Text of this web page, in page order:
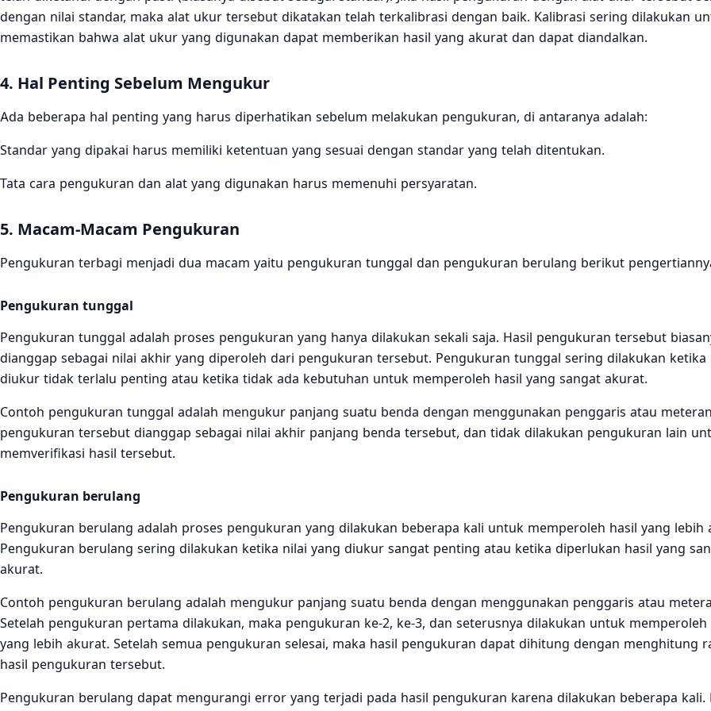
dengan nilai standar, maka alat ukur tersebut dikatakan telah terkalibrasi dengan baik. Kalibrasi sering dilakukan
memastikan bahwa alat ukur yang digunakan dapat memberikan hasil yang akurat dan dapat diandalkan.
4. Hal Penting Sebelum Mengukur
Ada beberapa hal penting yang harus diperhatikan sebelum melakukan pengukuran, di antaranya adalah:
Standar yang dipakai harus memiliki ketentuan yang sesuai dengan standar yang telah ditentukan.
Tata cara pengukuran dan alat yang digunakan harus memenuhi persyaratan.
5. Macam-Macam Pengukuran
Pengukuran terbagi menjadi dua macam yaitu pengukuran tunggal dan pengukuran berulang berikut
Pengukuran tunggal
Pengukuran tunggal adalah proses pengukuran yang hanya dilakukan sekali saja. Hasil pengukuran tersebut
dianggap sebagai nilai akhir yang diperoleh dari pengukuran tersebut. Pengukuran tunggal sering dilakukan ketika
diukur tidak terlalu penting atau ketika tidak ada kebutuhan untuk memperoleh hasil yang sangat akurat.
Contoh pengukuran tunggal adalah mengukur panjang suatu benda dengan menggunakan penggaris atau
pengukuran tersebut dianggap sebagai nilai akhir panjang benda tersebut, dan tidak dilakukan pengukuran lain
memverifikasi hasil tersebut.
Pengukuran berulang
Pengukuran berulang adalah proses pengukuran yang dilakukan beberapa kali untuk memperoleh hasil yang lebih
Pengukuran berulang sering dilakukan ketika nilai yang diukur sangat penting atau ketika diperlukan hasil yang
akurat.
Contoh pengukuran berulang adalah mengukur panjang suatu benda dengan menggunakan penggaris atau
Setelah pengukuran pertama dilakukan, maka pengukuran ke-2, ke-3, dan seterusnya dilakukan untuk memperoleh
yang lebih akurat. Setelah semua pengukuran selesai, maka hasil pengukuran dapat dihitung dengan menghitung
hasil pengukuran tersebut.
Pengukuran berulang dapat mengurangi error yang terjadi pada hasil pengukuran karena dilakukan beberapa kali.